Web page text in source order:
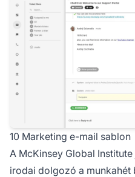
10 Marketing e-mail sablon
A McKinsey Global
irodai dolgozó a